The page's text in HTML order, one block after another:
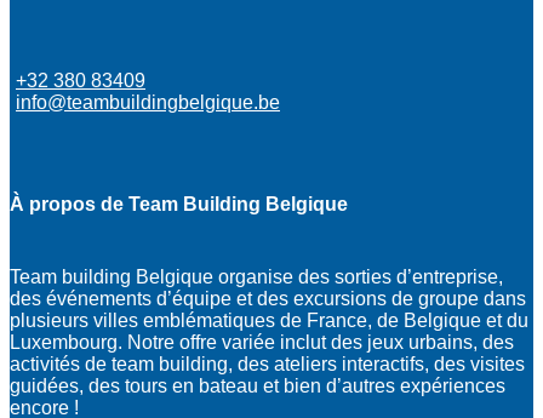
+32 380 83409
info@teambuildingbelgique.be
À propos de Team Building Belgique
Team building Belgique organise des sorties d’entreprise,
des événements d’équipe et des excursions de groupe dans
plusieurs villes emblématiques de France, de Belgique et du
Luxembourg. Notre offre variée inclut des jeux urbains, des
activités de team building, des ateliers interactifs, des visites
guidées, des tours en bateau et bien d’autres expériences
encore !